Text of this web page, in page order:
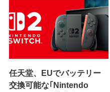
任天堂、EUでバッテリー
交換可能な｢Nintendo